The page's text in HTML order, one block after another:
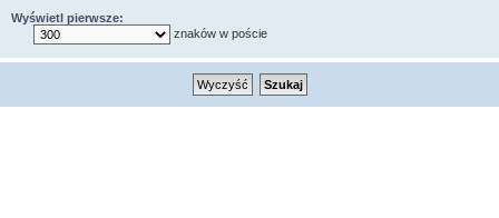
Wyświetl pierwsze:
znaków w poście